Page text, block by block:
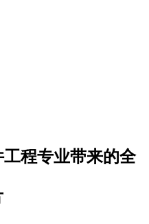
程专业带来的全